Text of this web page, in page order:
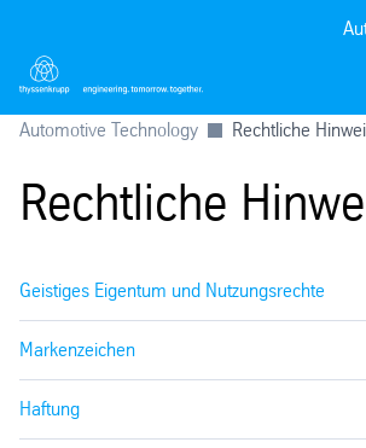
Automotive Technology Rechtliche
Rechtliche
Geistiges Eigentum und Nutzungsrechte
Markenzeichen
Haftung